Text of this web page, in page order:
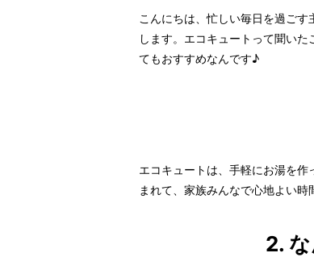
こんにちは、忙しい毎日を過ご
します。エコキュートって聞い
てもおすすめなんです♪
エコキュートは、手軽にお湯を
まれて、家族みんなで心地よい時
2.